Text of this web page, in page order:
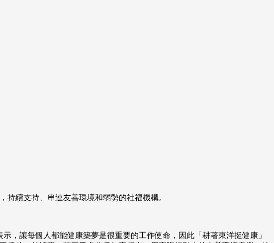
續支持、串連友善環境和弱勢的社福機構。
，讓每個人都能健康築夢是很重要的工作使命，因此「耕著東洋挺健康」